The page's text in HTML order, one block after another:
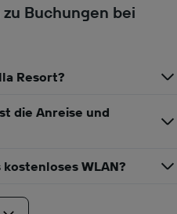
Buchungen bei
Resort?
die Anreise und
kostenloses WLAN?